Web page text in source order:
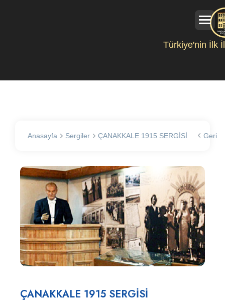
Türkiye'nin İlk
Anasayfa Sergiler ÇANAKKALE 1915 SERGİSİ Geri
ÇANAKKALE 1915 SERGİSİ